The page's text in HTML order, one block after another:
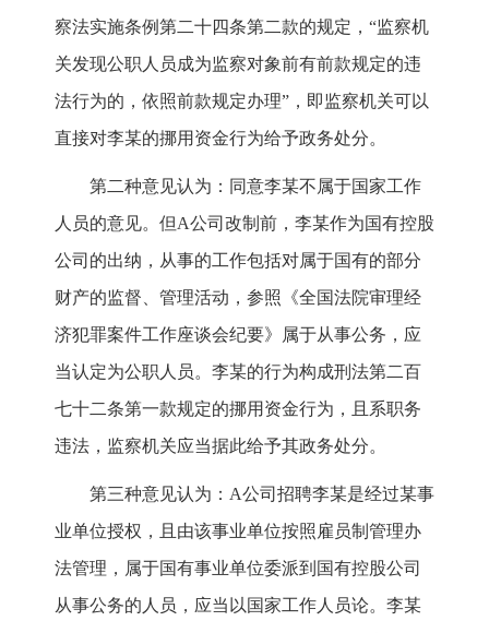
察法实施条例第二十四条第二款的规定，“监察机
关发现公职人员成为监察对象前有前款规定的违
法行为的，依照前款规定办理”，即监察机关可以
直接对李某的挪用资金行为给予政务处分。
第二种意见认为：同意李某不属于国家工作
人员的意见。但A公司改制前，李某作为国有控股
公司的出纳，从事的工作包括对属于国有的部分
财产的监督、管理活动，参照《全国法院审理经
济犯罪案件工作座谈会纪要》属于从事公务，应
当认定为公职人员。李某的行为构成刑法第二百
七十二条第一款规定的挪用资金行为，且系职务
违法，监察机关应当据此给予其政务处分。
第三种意见认为：A公司招聘李某是经过某事
业单位授权，且由该事业单位按照雇员制管理办
法管理，属于国有事业单位委派到国有控股公司
从事公务的人员，应当以国家工作人员论。李某